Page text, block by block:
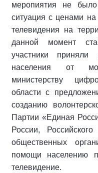
меропиятия не
ситуация с ценами
телевидения на
данной момент
участники
населения от
министерству
области с
созданию
Партии «Единая
России,
общественных
помощи населению
телевидение.